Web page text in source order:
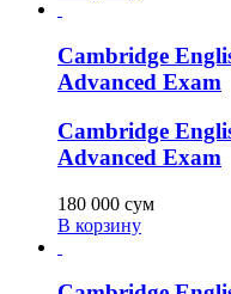
Cambridge
Advanced Exam
Cambridge
Advanced Exam
180 000 сум
В корзину